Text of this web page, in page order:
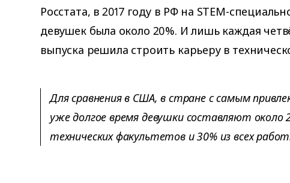
Росстата, в 2017 году в РФ на STEM-
девушек была около 20%. И лишь каждая
выпуска решила строить карьеру в
Для сравнения в США, в стране с самым
уже долгое время девушки составляют около
технических факультетов и 30% из всех